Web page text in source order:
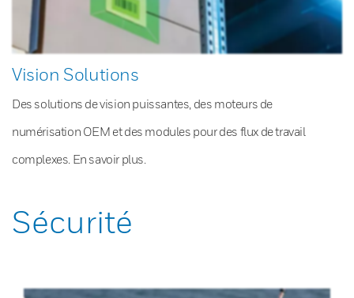
Vision Solutions
Des solutions de vision puissantes, des moteurs de
numérisation OEM et des modules pour des flux de travail
complexes. En savoir plus.
Sécurité